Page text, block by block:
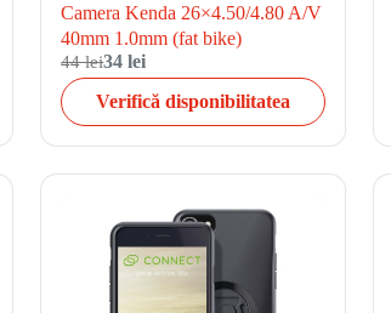
Camera Kenda 26×4.50/4.80 A/V
40mm 1.0mm (fat bike)
44 lei34 lei
Verifică disponibilitatea